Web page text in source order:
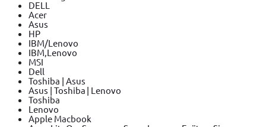
DELL
Acer
Asus
HP
IBM/Lenovo
IBM,Lenovo
MSI
Dell
Toshiba | Asus
Asus | Toshiba | Lenovo
Toshiba
Lenovo
Apple Macbook